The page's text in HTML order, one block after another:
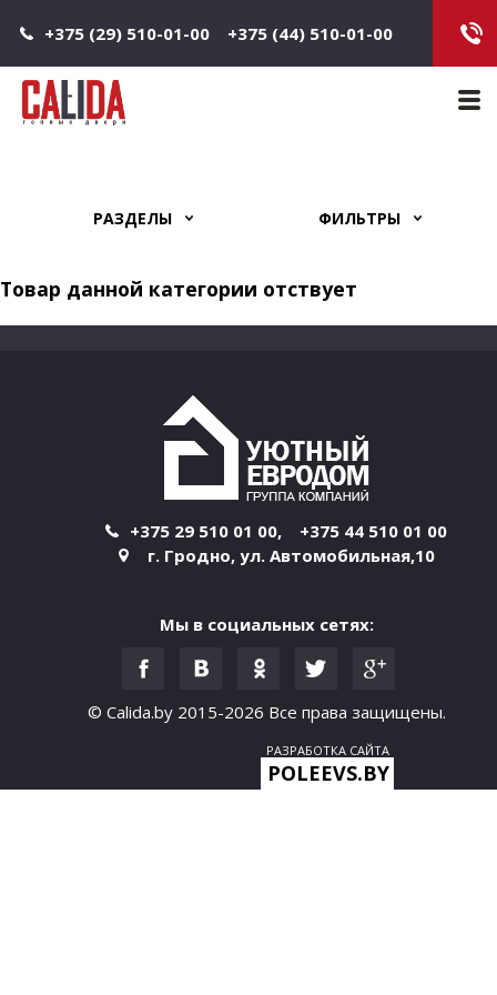
+375 (29) 510-01-00
+375 (44) 510-01-00
РАЗДЕЛЫ ФИЛЬТРЫ
Товар данной категории отствует
+375 29 510 01 00, +375 44 510 01 00
г. Гродно, ул. Автомобильная,10
Мы в социальных сетях:
© Calida.by 2015-2026 Все права защищены.
РАЗРАБОТКА САЙТА
POLEEVS.BY